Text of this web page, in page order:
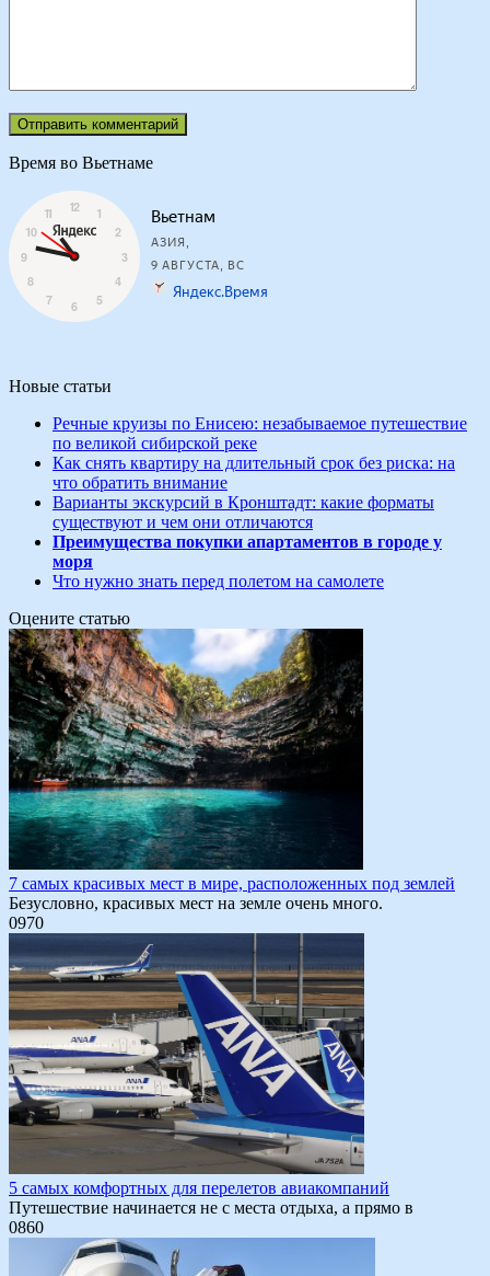
Время во Вьетнаме
Новые статьи
Речные круизы по Енисею: незабываемое путешествие
по великой сибирской реке
Как снять квартиру на длительный срок без риска: на
что обратить внимание
Варианты экскурсий в Кронштадт: какие форматы
существуют и чем они отличаются
Преимущества покупки апартаментов в городе у
моря
Что нужно знать перед полетом на самолете
Оцените статью
7 самых красивых мест в мире, расположенных под землей
Безусловно, красивых мест на земле очень много.
0970
5 самых комфортных для перелетов авиакомпаний
Путешествие начинается не с места отдыха, а прямо в
0860